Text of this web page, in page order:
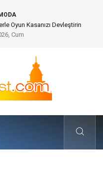
Oyun Kasanızı Devleştirin
Cum